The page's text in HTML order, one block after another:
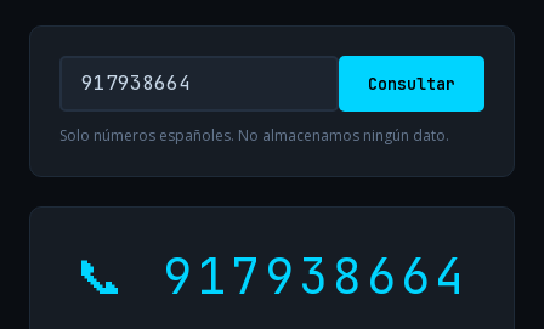
Consultar
Solo números españoles. No almacenamos ningún dato.
📞 917938664